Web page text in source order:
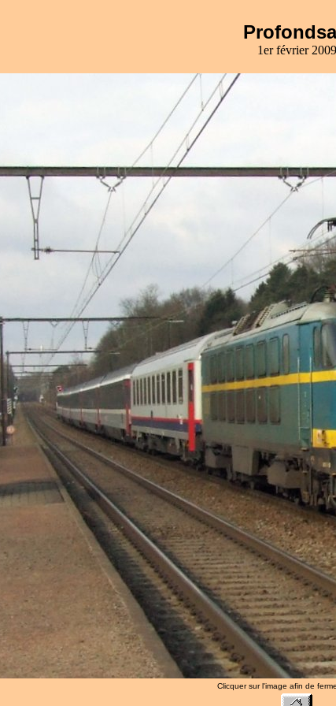
1er février 2009
Clicquer sur l'image afin de